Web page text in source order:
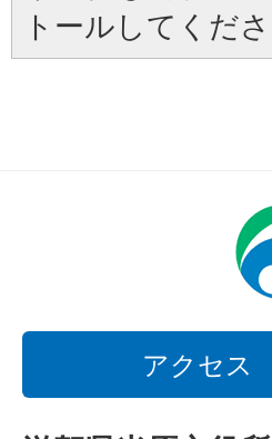
トールしてくださ
アクセス